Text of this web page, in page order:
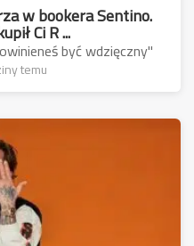
w bookera Sentino.
Ci R ...
być wdzięczny"
temu